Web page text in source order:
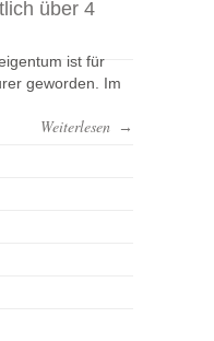
über 4
ist für
geworden. Im
Weiterlesen →